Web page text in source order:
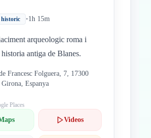
historic •1h 15m
arqueologic roma i
antiga de Blanes.
Francesc Folguera, 7, 17300
Girona, Espanya
Places
Videos